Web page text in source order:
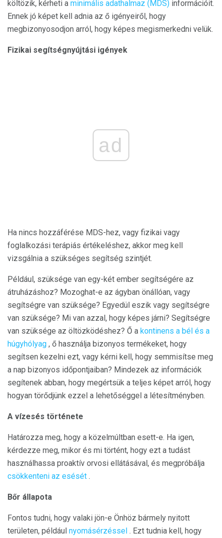
költözik, kérheti a minimális adathalmaz (MDS) információit.
Ennek jó képet kell adnia az ő igényeiről, hogy
megbizonyosodjon arról, hogy képes megismerkedni velük.
Fizikai segítségnyújtási igények
ad
Ha nincs hozzáférése MDS-hez, vagy fizikai vagy
foglalkozási terápiás értékeléshez, akkor meg kell
vizsgálnia a szükséges segítség szintjét.
Például, szüksége van egy-két ember segítségére az
átruházáshoz? Mozoghat-e az ágyban önállóan, vagy
segítségre van szüksége? Egyedül eszik vagy segítségre
van szüksége? Mi van azzal, hogy képes járni? Segítségre
van szüksége az öltözködéshez? Ő a kontinens a bél és a
húgyhólyag , ő használja bizonyos termékeket, hogy
segítsen kezelni ezt, vagy kérni kell, hogy semmisítse meg
a nap bizonyos időpontjaiban? Mindezek az információk
segítenek abban, hogy megértsük a teljes képet arról, hogy
hogyan törődjünk ezzel a lehetőséggel a létesítményben.
A vízesés története
Határozza meg, hogy a közelmúltban esett-e. Ha igen,
kérdezze meg, mikor és mi történt, hogy ezt a tudást
használhassa proaktív orvosi ellátásával, és megpróbálja
csökkenteni az esését .
Bőr állapota
Fontos tudni, hogy valaki jön-e Önhöz bármely nyitott
területen, például nyomásérzéssel . Ezt tudnia kell, hogy